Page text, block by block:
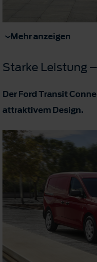
Mehr anzeigen
Starke Leistung
Der Ford Transit
attraktivem Design.